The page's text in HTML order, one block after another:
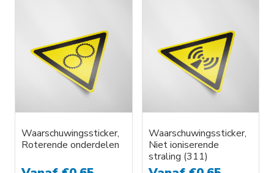
Waarschuwingssticker,
Roterende onderdelen
Waarschuwingssticker,
Niet ioniserende
straling (311)